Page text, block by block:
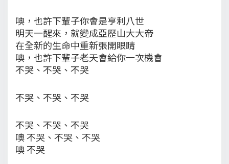
噢，也許下輩子你會是亨利八世
明天一醒來，就變成亞歷山大大帝
在全新的生命中重新張開眼睛
噢，也許下輩子老天會給你一次機會
不哭、不哭、不哭
不哭、不哭、不哭
不哭、不哭、不哭
噢 不哭、不哭、不哭
噢 不哭